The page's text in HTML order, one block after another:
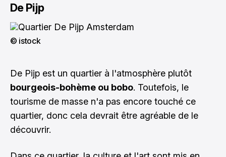
De Pijp
© istock
De Pijp est un quartier à l'atmosphère plutôt
bourgeois-bohème ou bobo. Toutefois, le
tourisme de masse n'a pas encore touché ce
quartier, donc cela devrait être agréable de le
découvrir.